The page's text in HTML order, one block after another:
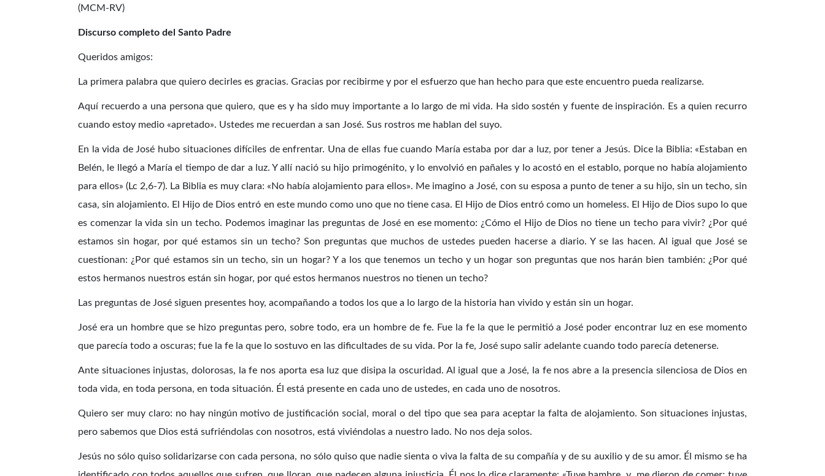
(MCM-RV)
Discurso completo del Santo Padre
Queridos amigos:
La primera palabra que quiero decirles es gracias. Gracias por recibirme y por el esfuerzo que han hecho para que este encuentro pueda realizarse.
Aquí recuerdo a una persona que quiero, que es y ha sido muy importante a lo largo de mi vida. Ha sido sostén y fuente de inspiración. Es a quien recurro
cuando estoy medio «apretado». Ustedes me recuerdan a san José. Sus rostros me hablan del suyo.
En la vida de José hubo situaciones difíciles de enfrentar. Una de ellas fue cuando María estaba por dar a luz, por tener a Jesús. Dice la Biblia: «Estaban en
Belén, le llegó a María el tiempo de dar a luz. Y allí nació su hijo primogénito, y lo envolvió en pañales y lo acostó en el establo, porque no había alojamiento
para ellos» (Lc 2,6-7). La Biblia es muy clara: «No había alojamiento para ellos». Me imagino a José, con su esposa a punto de tener a su hijo, sin un techo, sin
casa, sin alojamiento. El Hijo de Dios entró en este mundo como uno que no tiene casa. El Hijo de Dios entró como un homeless. El Hijo de Dios supo lo que
es comenzar la vida sin un techo. Podemos imaginar las preguntas de José en ese momento: ¿Cómo el Hijo de Dios no tiene un techo para vivir? ¿Por qué
estamos sin hogar, por qué estamos sin un techo? Son preguntas que muchos de ustedes pueden hacerse a diario. Y se las hacen. Al igual que José se
cuestionan: ¿Por qué estamos sin un techo, sin un hogar? Y a los que tenemos un techo y un hogar son preguntas que nos harán bien también: ¿Por qué
estos hermanos nuestros están sin hogar, por qué estos hermanos nuestros no tienen un techo?
Las preguntas de José siguen presentes hoy, acompañando a todos los que a lo largo de la historia han vivido y están sin un hogar.
José era un hombre que se hizo preguntas pero, sobre todo, era un hombre de fe. Fue la fe la que le permitió a José poder encontrar luz en ese momento
que parecía todo a oscuras; fue la fe la que lo sostuvo en las dificultades de su vida. Por la fe, José supo salir adelante cuando todo parecía detenerse.
Ante situaciones injustas, dolorosas, la fe nos aporta esa luz que disipa la oscuridad. Al igual que a José, la fe nos abre a la presencia silenciosa de Dios en
toda vida, en toda persona, en toda situación. Él está presente en cada uno de ustedes, en cada uno de nosotros.
Quiero ser muy claro: no hay ningún motivo de justificación social, moral o del tipo que sea para aceptar la falta de alojamiento. Son situaciones injustas,
pero sabemos que Dios está sufriéndolas con nosotros, está viviéndolas a nuestro lado. No nos deja solos.
Jesús no sólo quiso solidarizarse con cada persona, no sólo quiso que nadie sienta o viva la falta de su compañía y de su auxilio y de su amor. Él mismo se ha